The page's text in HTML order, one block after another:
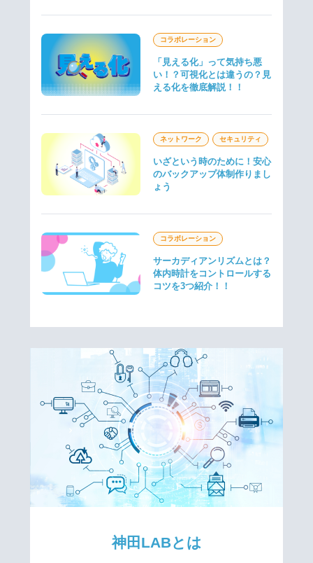
コラボレーション
「見える化」って気持ち悪
い！？可視化とは違うの？見
える化を徹底解説！！
ネットワーク セキュリティ
いざという時のために！安心
のバックアップ体制作りまし
ょう
コラボレーション
サーカディアンリズムとは？
体内時計をコントロールする
コツを3つ紹介！！
神田LABとは